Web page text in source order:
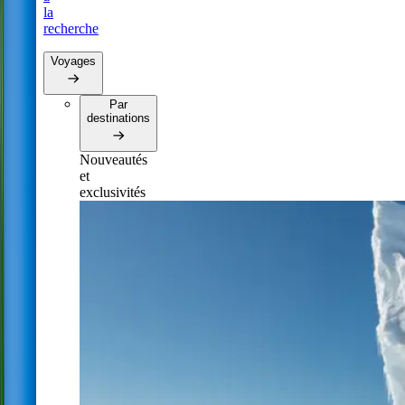
la
recherche
Voyages
Par
destinations
Nouveautés
et
exclusivités